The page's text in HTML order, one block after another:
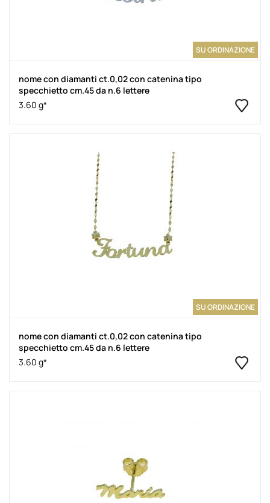
SU ORDINAZIONE
nome con diamanti ct.0,02 con catenina tipo
specchietto cm.45 da n.6 lettere
3.60 g*
SU ORDINAZIONE
nome con diamanti ct.0,02 con catenina tipo
specchietto cm.45 da n.6 lettere
3.60 g*